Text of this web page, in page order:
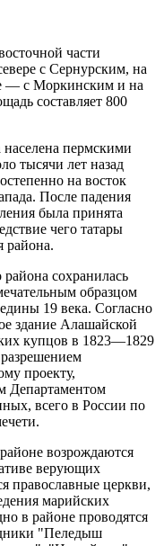
части
с Сернурским, на
— с Моркинским и на
составляет 800
пермскими
тысячи лет назад
на восток
После падения
была принята
чего татары
района.
сохранилась
образцом
19 века. Согласно
здание Алашайской
купцов в 1823—1829
проекту,
Департаментом
всего в России по
возрождаются
верующих
православные церкви,
марийских
в районе проводятся
"Пеледыш